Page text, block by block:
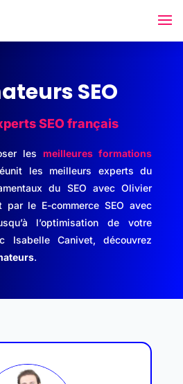
SEO
SEO français
lesmeilleures formations
les meilleurs experts du
du SEO avec Olivier
par le E-commerce SEO avec
l’optimisation de votre
Isabelle Canivet, découvrez
.